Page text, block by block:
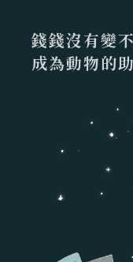
錢錢沒有變
成為動物的